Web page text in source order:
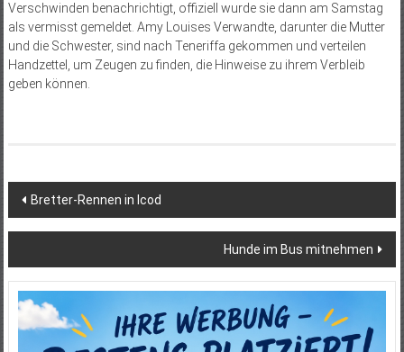
Verschwinden benachrichtigt, offiziell wurde sie dann am Samstag
als vermisst gemeldet. Amy Louises Verwandte, darunter die Mutter
und die Schwester, sind nach Teneriffa gekommen und verteilen
Handzettel, um Zeugen zu finden, die Hinweise zu ihrem Verbleib
geben können.
Beitragsnavigation
Bretter-Rennen in Icod
Hunde im Bus mitnehmen